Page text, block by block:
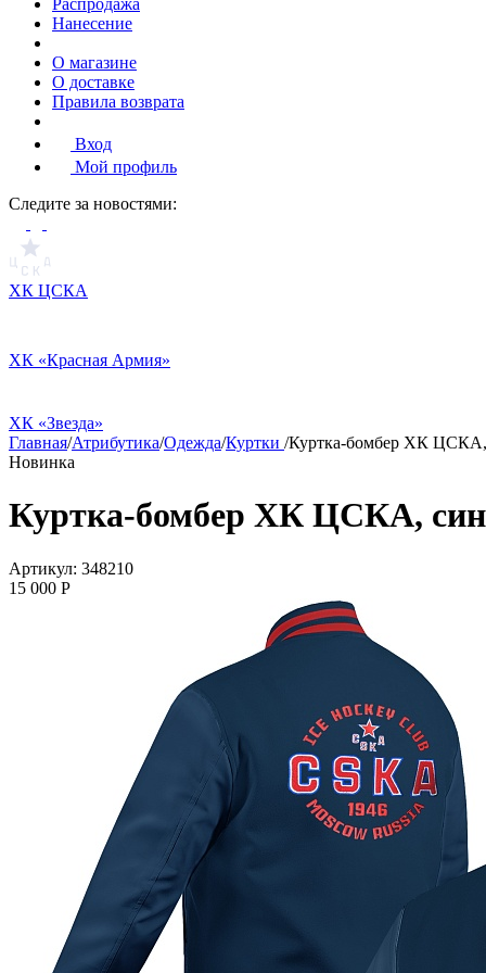
Распродажа
Нанесение
О магазине
О доставке
Правила возврата
Вход
Мой профиль
Cледите за новостями:
ХК ЦСКА
ХК «Красная Армия»
ХК «Звезда»
Главная/Атрибутика/Одежда/Куртки /Куртка-бомбер ХК
Новинка
Куртка-бомбер ХК ЦСКА,
Артикул: 348210
15 000 P